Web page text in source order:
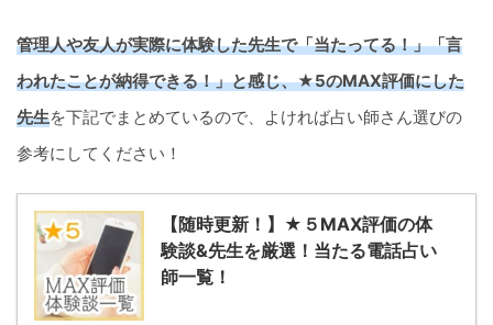
管理人や友人が実際に体験した先生で「当たってる！」「言
われたことが納得できる！」と感じ、★5のMAX評価にした
先生を下記でまとめているので、よければ占い師さん選びの
参考にしてください！
【随時更新！】★５MAX評価の体
験談&先生を厳選！当たる電話占い
師一覧！